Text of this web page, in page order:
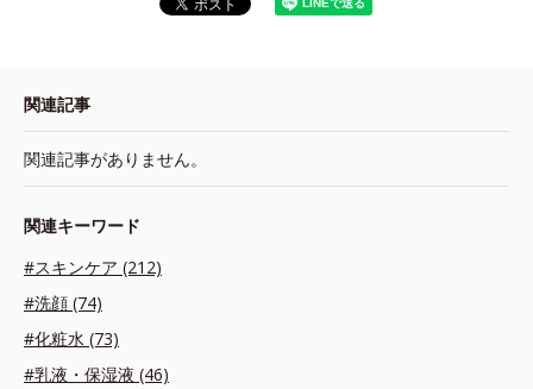
関連記事
関連記事がありません。
関連キーワード
#スキンケア (212)
#洗顔 (74)
#化粧水 (73)
#乳液・保湿液 (46)